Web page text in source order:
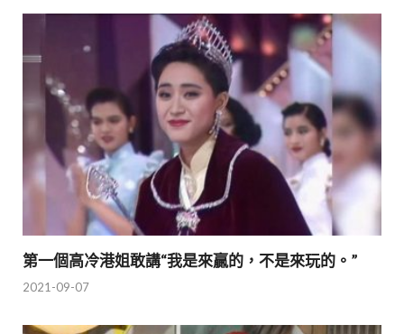
第一個高冷港姐敢講“我是來贏的，不是來玩的。”
2021-09-07